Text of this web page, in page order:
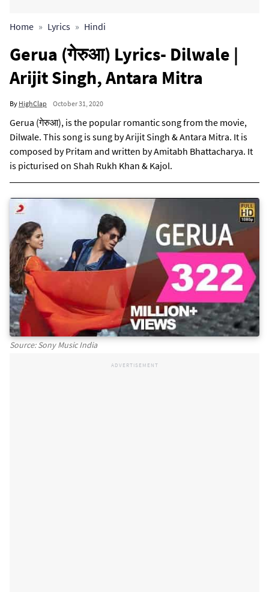
Home Lyrics Hindi
Gerua (गेरुआ) Lyrics- Dilwale |
Arijit Singh, Antara Mitra
By HighClap October 31, 2020
Gerua (गेरुआ), is the popular romantic song from the movie,
Dilwale. This song is sung by Arijit Singh & Antara Mitra. It is
composed by Pritam and written by Amitabh Bhattacharya. It
is picturised on Shah Rukh Khan & Kajol.
Source: Sony Music India